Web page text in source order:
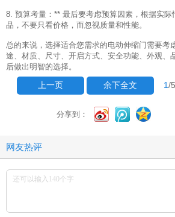
8. 预算考量：** 最后要考虑预算因素，根据实际
品，不要只看价格，而忽视质量和性能。
总的来说，选择适合您需求的电动伸缩门需要考
途、材质、尺寸、开启方式、安全功能、外观、
后做出明智的选择。
上一页 余下全文 1/5
分享到：
网友热评